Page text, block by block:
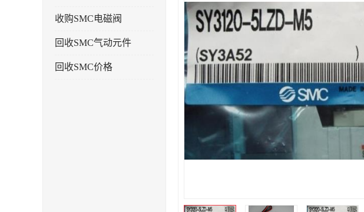
收购SMC电磁阀
回收SMC气动元件
回收SMC价格